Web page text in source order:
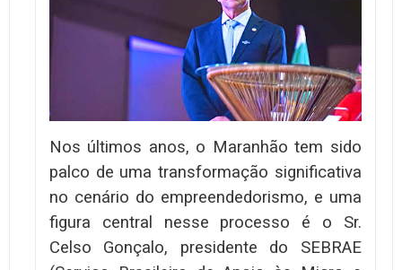
Nos últimos anos, o Maranhão tem sido
palco de uma transformação significativa
no cenário do empreendedorismo, e uma
figura central nesse processo é o Sr.
Celso Gonçalo, presidente do SEBRAE